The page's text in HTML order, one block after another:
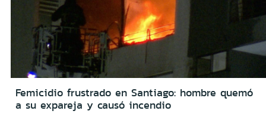
Femicidio frustrado en Santiago: hombre quemó
a su expareja y causó incendio